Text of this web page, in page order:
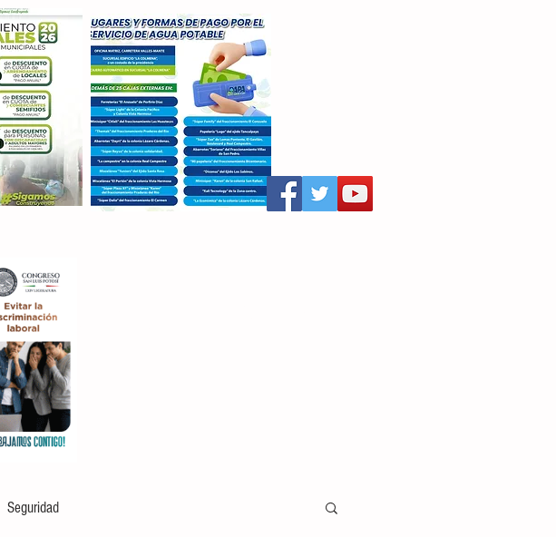
Seguridad